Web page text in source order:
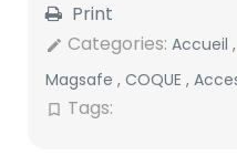
Print
edit Categories: Accueil ,
Magsafe , COQUE ,
bookmark_border Tags: